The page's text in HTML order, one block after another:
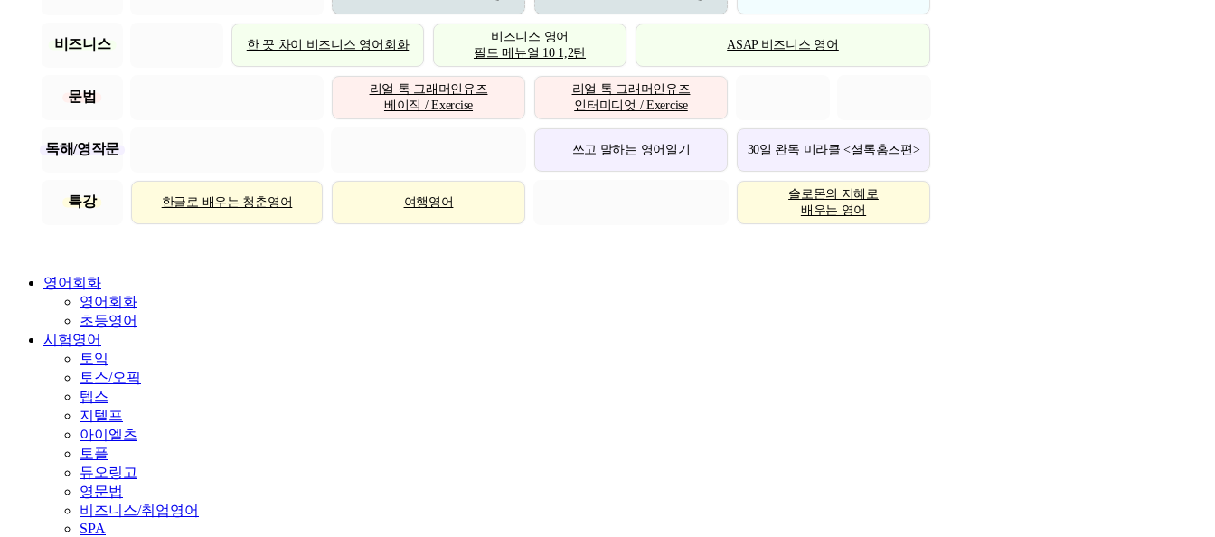
비즈니스 한 끗 차이 비즈니스 영어회화
비즈니스 영어
필드 메뉴얼 10 1,2탄
ASAP 비즈니스 영어
문법
리얼 톡 그래머인유즈
베이직 / Exercise
리얼 톡 그래머인유즈
인터미디엇 / Exercise
독해/영작문 쓰고 말하는 영어일기 30일 완독 미라클 <셜록홈즈편>
특강 한글로 배우는 청춘영어 여행영어
솔로몬의 지혜로
배우는 영어
영어회화
영어회화
초등영어
시험영어
토익
토스/오픽
텝스
지텔프
아이엘츠
토플
듀오링고
영문법
비즈니스/취업영어
SPA